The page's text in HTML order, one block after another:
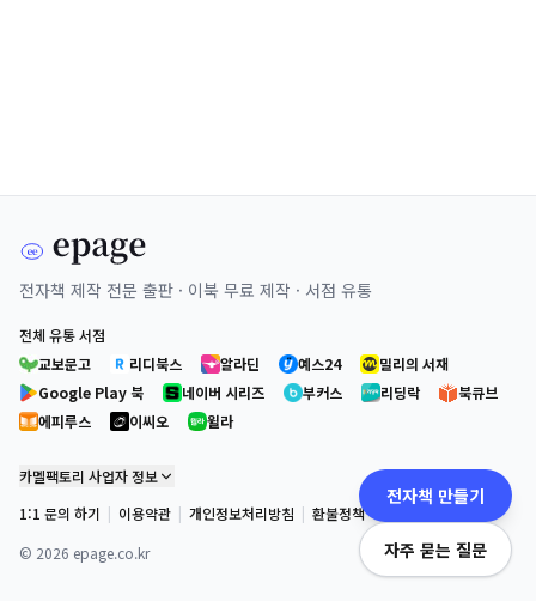
전자책 제작 전문 출판 · 이북 무료 제작 · 서점 유통
전체 유통 서점
교보문고
리디북스 알라딘 예스24
밀리의 서재
Google Play 북
네이버 시리즈 부커스 리딩락
북큐브
에피루스
이씨오 윌라
카멜팩토리 사업자 정보
1:1 문의 하기 | 이용약관 | 개인정보처리방침 | 환불정책
© 2026 epage.co.kr
전자책 만들기
자주 묻는 질문